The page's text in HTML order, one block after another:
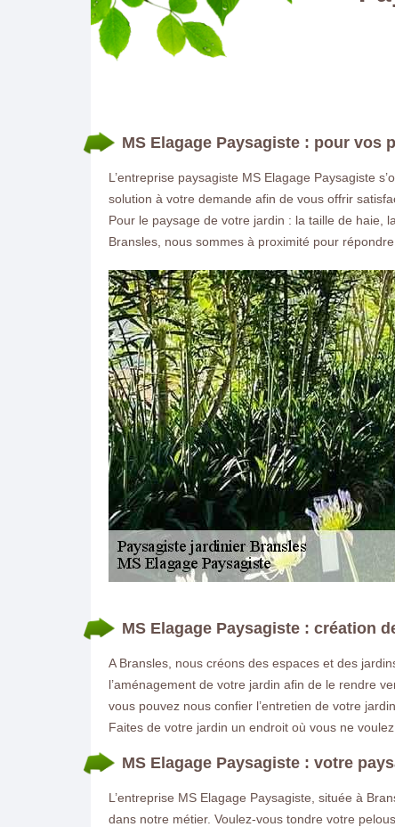
DEMANDE DE DEVIS GRATUIT
MS Elagage Paysagiste : pour vos
L’entreprise paysagiste MS Elagage Paysagiste
solution à votre demande afin de vous offrir
Pour le paysage de votre jardin : la taille de haie,
Bransles, nous sommes à proximité pour
MS Elagage Paysagiste : création
A Bransles, nous créons des espaces et des
l’aménagement de votre jardin afin de le rendre
vous pouvez nous confier l’entretien de votre
Faites de votre jardin un endroit où vous ne
MS Elagage Paysagiste : votre
L’entreprise MS Elagage Paysagiste, située à
dans notre métier. Voulez-vous tondre votre